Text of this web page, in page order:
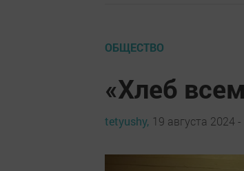
ОБЩЕСТВО
«Хлеб
tetyushy, 19 августа 2024 -